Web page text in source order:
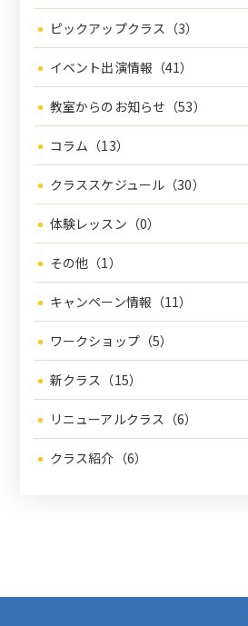
ピックアップクラス（3）
イベント出演情報（41）
教室からのお知らせ（53）
コラム（13）
クラススケジュール（30）
体験レッスン（0）
その他（1）
キャンペーン情報（11）
ワークショップ（5）
新クラス（15）
リニューアルクラス（6）
クラス紹介（6）